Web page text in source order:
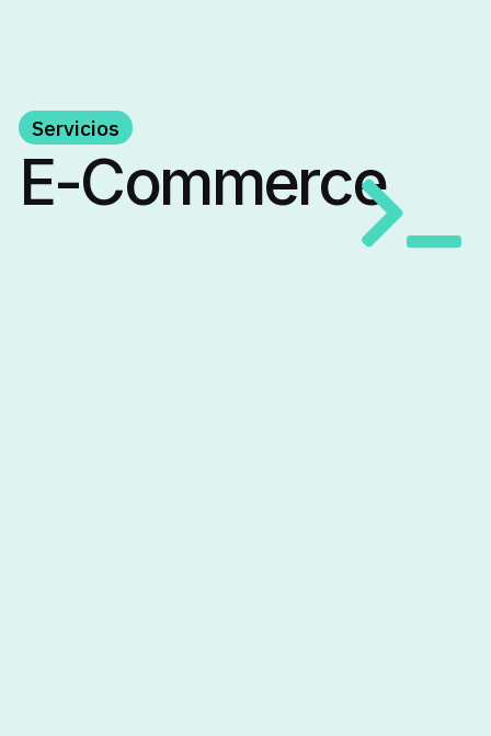
Servicios
E-Commerce